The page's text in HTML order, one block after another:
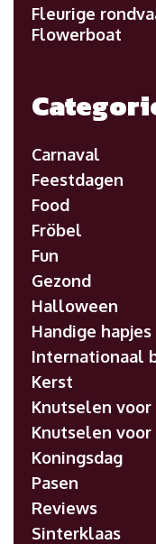
Fleurige
Flowerboat
Carnaval
Feestdagen
Food
Fröbel
Fun
Gezond
Halloween
Handige hapjes
Internationaal
Kerst
Knutselen
Knutselen
Koningsdag
Pasen
Reviews
Sinterklaas